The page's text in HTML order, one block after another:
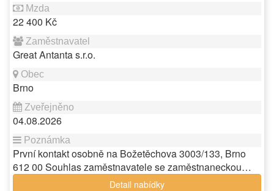
22 400 Kč
Great Antanta s.r.o.
Brno
04.08.2026
První kontakt osobně na Božetěchova 3003/133, Brno
612 00 Souhlas zaměstnavatele se zaměstnaneckou…
Detail nabídky